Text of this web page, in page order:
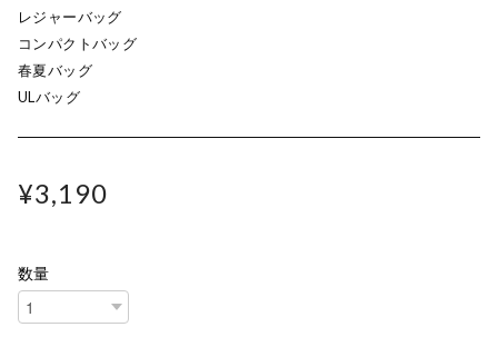
レジャーバッグ
コンパクトバッグ
春夏バッグ
ULバッグ
¥3,190
数量